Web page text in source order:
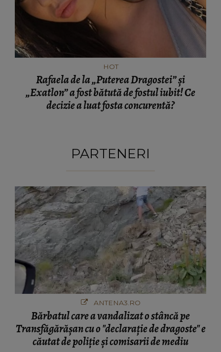
HOT
Rafaela de la „Puterea Dragostei” și
„Exatlon” a fost bătută de fostul iubit! Ce
decizie a luat fosta concurentă?
PARTENERI
ANTENA3.RO
Bărbatul care a vandalizat o stâncă pe
Transfăgărășan cu o "declaraţie de dragoste" e
căutat de poliție și comisarii de mediu